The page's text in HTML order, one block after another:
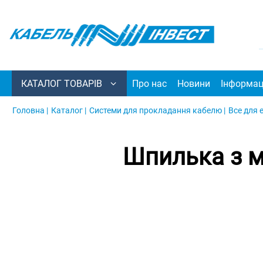
КАТАЛОГ ТОВАРІВ Про нас Новини
Головна | Каталог | Системи для прокладання кабелю | Все для
Шпилька з